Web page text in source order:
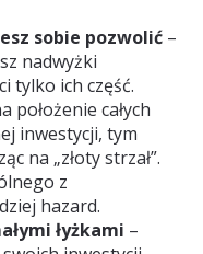
sobie pozwolić –
nadwyżki
tylko ich część.
położenie całych
inwestycji, tym
na „złoty strzał”.
z
hazard.
łyżkami –